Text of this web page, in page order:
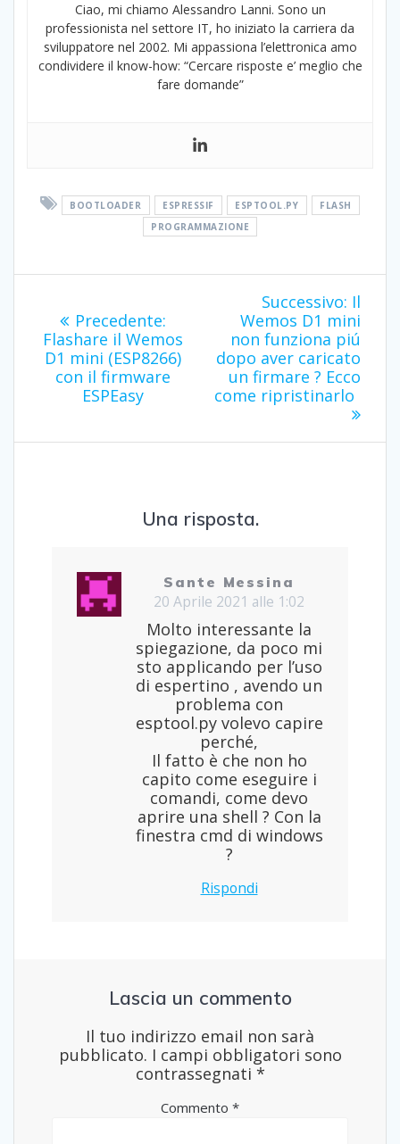
Ciao, mi chiamo Alessandro Lanni. Sono un
professionista nel settore IT, ho iniziato la carriera da
sviluppatore nel 2002. Mi appassiona l’elettronica amo
condividere il know-how: “Cercare risposte e’ meglio che
fare domande”
BOOTLOADER ESPRESSIF ESPTOOL.PY
FLASH
PROGRAMMAZIONE
articoliPrecedente:
precedente:
Flashare il Wemos
D1 mini (ESP8266)
con il firmware
ESPEasy
Successivo: Il
Wemos D1 mini
non funziona piú
dopo aver caricato
un firmare ? Ecco
come ripristinarlo
Una risposta.
Sante Messina
20 Aprile 2021 alle 1:02
Molto interessante la
spiegazione, da poco mi
sto applicando per l’uso
di espertino , avendo un
problema con
esptool.py volevo capire
perché,
Il fatto è che non ho
capito come eseguire i
comandi, come devo
aprire una shell ? Con la
finestra cmd di windows
?
Rispondi
Lascia un commento
Il tuo indirizzo email non sarà
pubblicato. I campi obbligatori sono
contrassegnati *
Commento *